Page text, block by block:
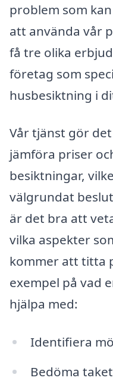
problem som
att använda vår
få tre olika
företag som
husbesiktning i
Vår tjänst gör
jämföra priser
besiktningar,
välgrundat
är det bra att
vilka aspekter
kommer att titta
exempel på vad
hjälpa med:
Identifiera
Bedöma